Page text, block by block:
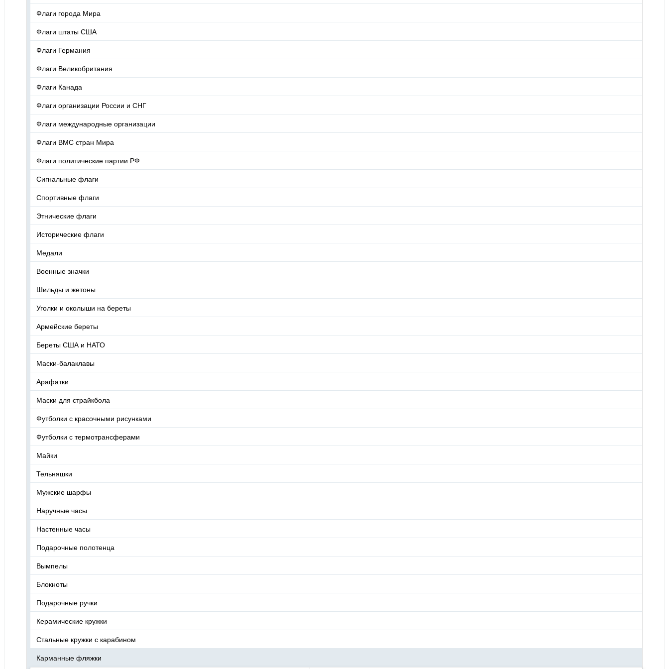
Флаги города Мира
Флаги штаты США
Флаги Германия
Флаги Великобритания
Флаги Канада
Флаги организации России и СНГ
Флаги международные организации
Флаги ВМС стран Мира
Флаги политические партии РФ
Сигнальные флаги
Спортивные флаги
Этнические флаги
Исторические флаги
Медали
Военные значки
Шильды и жетоны
Уголки и околыши на береты
Армейские береты
Береты США и НАТО
Маски-балаклавы
Арафатки
Маски для страйкбола
Футболки с красочными рисунками
Футболки с термотрансферами
Майки
Тельняшки
Мужские шарфы
Наручные часы
Настенные часы
Подарочные полотенца
Вымпелы
Блокноты
Подарочные ручки
Керамические кружки
Стальные кружки с карабином
Карманные фляжки